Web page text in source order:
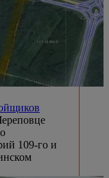
109-го и